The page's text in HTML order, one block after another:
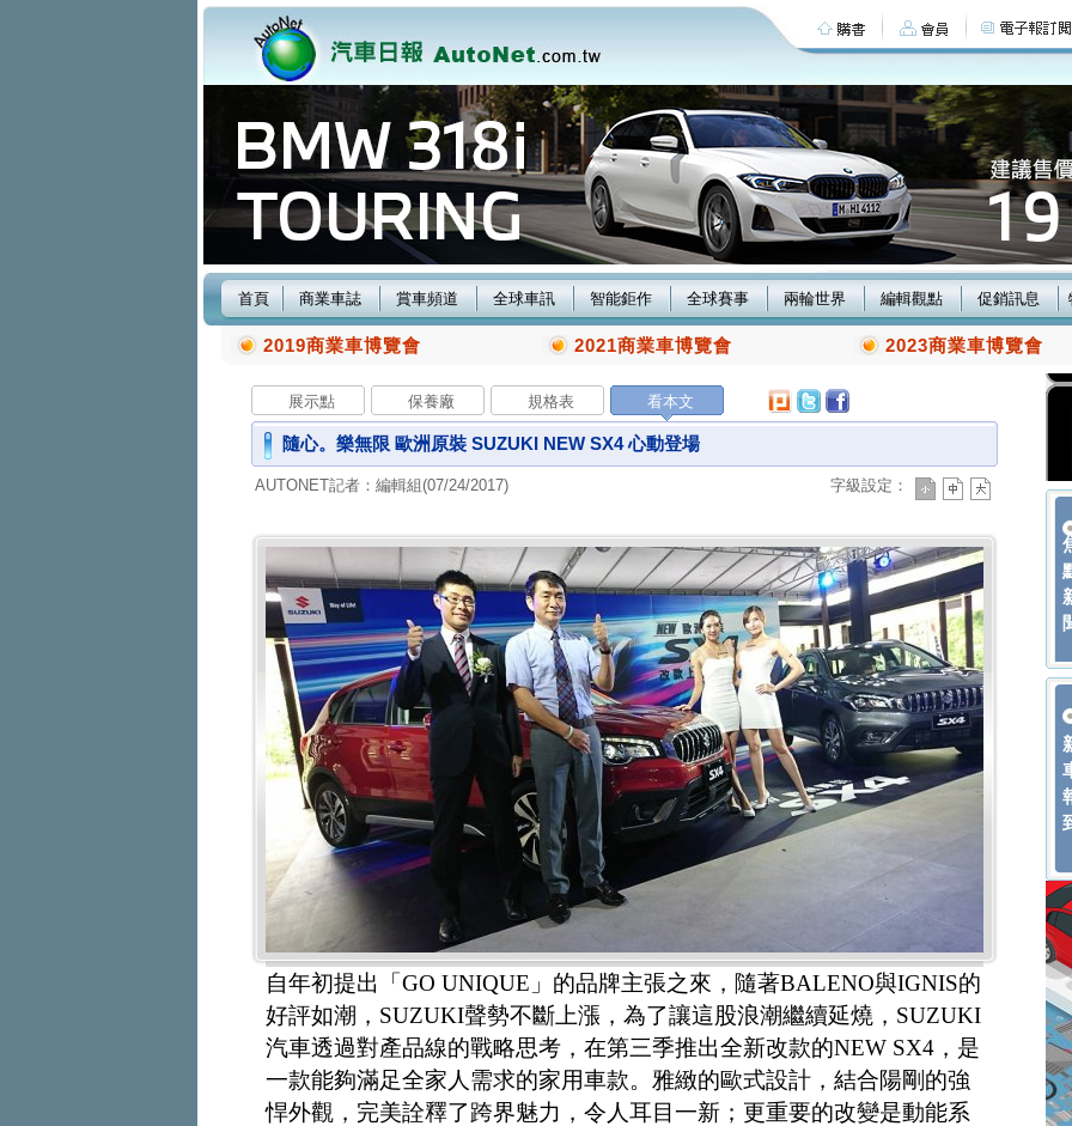
首頁 商業車誌 賞車頻道 全球車訊 智能鉅作 全球賽事 兩輪世界 編輯觀點 促銷訊息
2019商業車博覽會 2021商業車博覽會 2023商業車博覽會
展示點 保養廠 規格表 看本文
隨心。樂無限 歐洲原裝 SUZUKI NEW SX4 心動登場
AUTONET記者：編輯組(07/24/2017) 字級設定：
自年初提出「GO UNIQUE」的品牌主張之來，隨著BALENO與IGNIS的
好評如潮，SUZUKI聲勢不斷上漲，為了讓這股浪潮繼續延燒，SUZUKI
汽車透過對產品線的戰略思考，在第三季推出全新改款的NEW SX4，是
一款能夠滿足全家人需求的家用車款。雅緻的歐式設計，結合陽剛的強
悍外觀，完美詮釋了跨界魅力，令人耳目一新；更重要的改變是動能系